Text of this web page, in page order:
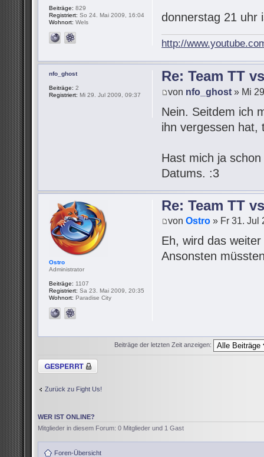
donnerstag 21 uhr
http://
Beiträge: 829
Registriert: So 24. Mai 2009, 16:04
Wohnort: Wels
Re: Team TT
von nfo_ghost » Mi
Nein. Seitdem ich
ihn vergessen
Hast mich ja
Datums. :3
nfo_ghost
Beiträge: 2
Registriert: Mi 29. Jul 2009, 09:37
Re: Team TT
vonOstro » Fr 31. Jul
Eh, wird das
Ansonsten
Ostro
Administrator
Beiträge: 1107
Registriert: Sa 23. Mai 2009, 20:35
Wohnort: Paradise City
Beiträge der letzten Zeit anzeigen:
Thema gesperrt
Zurück zu Fight Us!
WER IST ONLINE?
Mitglieder in diesem Forum: 0 Mitglieder und 1 Gast
Foren-Übersicht